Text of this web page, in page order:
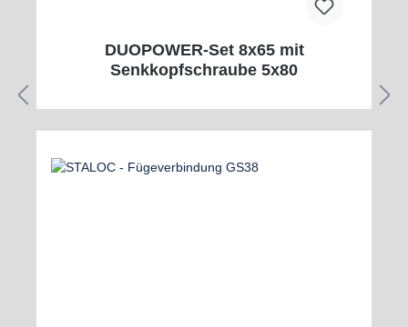
DUOPOWER-Set 8x65 mit
Senkkopfschraube 5x80